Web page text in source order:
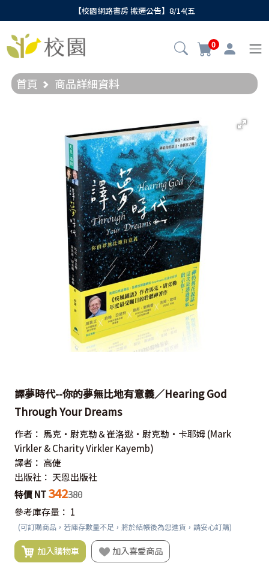
【校園網路書房 搬遷公告】8/14(五
0
首頁 商品詳細資料
譯夢時代--你的夢無比地有意義／Hearing God
Through Your Dreams
作者： 馬克‧尉克勒＆崔洛逖‧尉克勒‧卡耶姆 (Mark
Virkler & Charity Virkler Kayemb)
譯者： 高倢
出版社： 天恩出版社
特價 NT 342380
參考庫存量： 1
(可訂購商品，若庫存數量不足，將於結帳後為您進貨，請安心訂購)
加入購物車 加入喜愛商品